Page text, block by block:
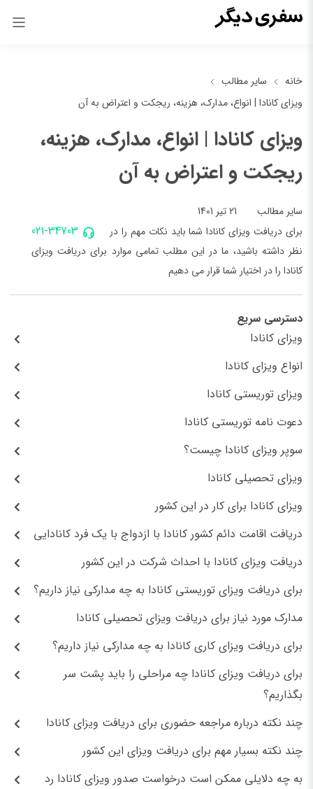
خانه
سایر مطالب
ویزای کانادا | انواع، مدارک، هزینه‌، ریجکت و اعتراض به آن
ویزای کانادا | انواع، مدارک، هزینه‌،
ریجکت و اعتراض به آن
سایر مطالب 21 تیر 1401
021-34703
برای دریافت ویزای کانادا شما باید نکات مهم را در
نظر داشته باشید، ما در این مطلب تمامی موارد برای دریافت ویزای
کانادا را در اختیار شما قرار می دهیم
دسترسی سریع
ویزای کانادا
انواع ویزای کانادا
ویزای توریستی کانادا
دعوت نامه توریستی کانادا
سوپر ویزای کانادا چیست؟
ویزای تحصیلی کانادا
ویزای کانادا برای کار در این کشور
دریافت اقامت دائم کشور کانادا با ازدواج با یک فرد کانادایی
دریافت ویزای کانادا با احداث شرکت در این کشور
برای دریافت ویزای توریستی کانادا به چه مدارکی نیاز داریم؟
مدارک مورد نیاز برای دریافت ویزای تحصیلی کانادا
برای دریافت ویزای کاری کانادا به چه مدارکی نیاز داریم؟
برای دریافت ویزای کانادا چه مراحلی را باید پشت سر
بگذاریم؟
چند نکته درباره مراجعه حضوری برای دریافت ویزای کانادا
چند نکته بسیار مهم برای دریافت ویزای این کشور
به چه دلایلی ممکن است درخواست صدور ویزای کانادا رد